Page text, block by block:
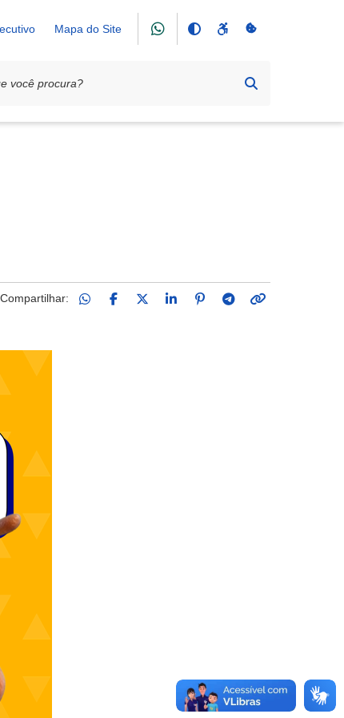
Mapa do Site
de estrutura metálica
Compartilhar: